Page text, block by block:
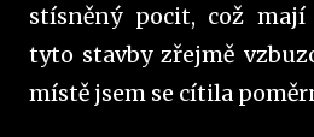
stísněný pocit, což mají
tyto stavby zřejmě
místě jsem se cítila